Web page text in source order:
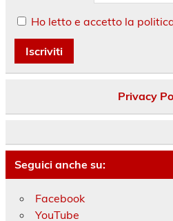
Ho letto e accetto la
Privacy
Seguici anche su:
Facebook
YouTube